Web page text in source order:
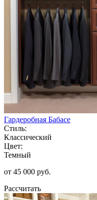
Гардеробная Бабасе
Стиль:
Классический
Цвет:
Темный
от 45 000 руб.
Рассчитать